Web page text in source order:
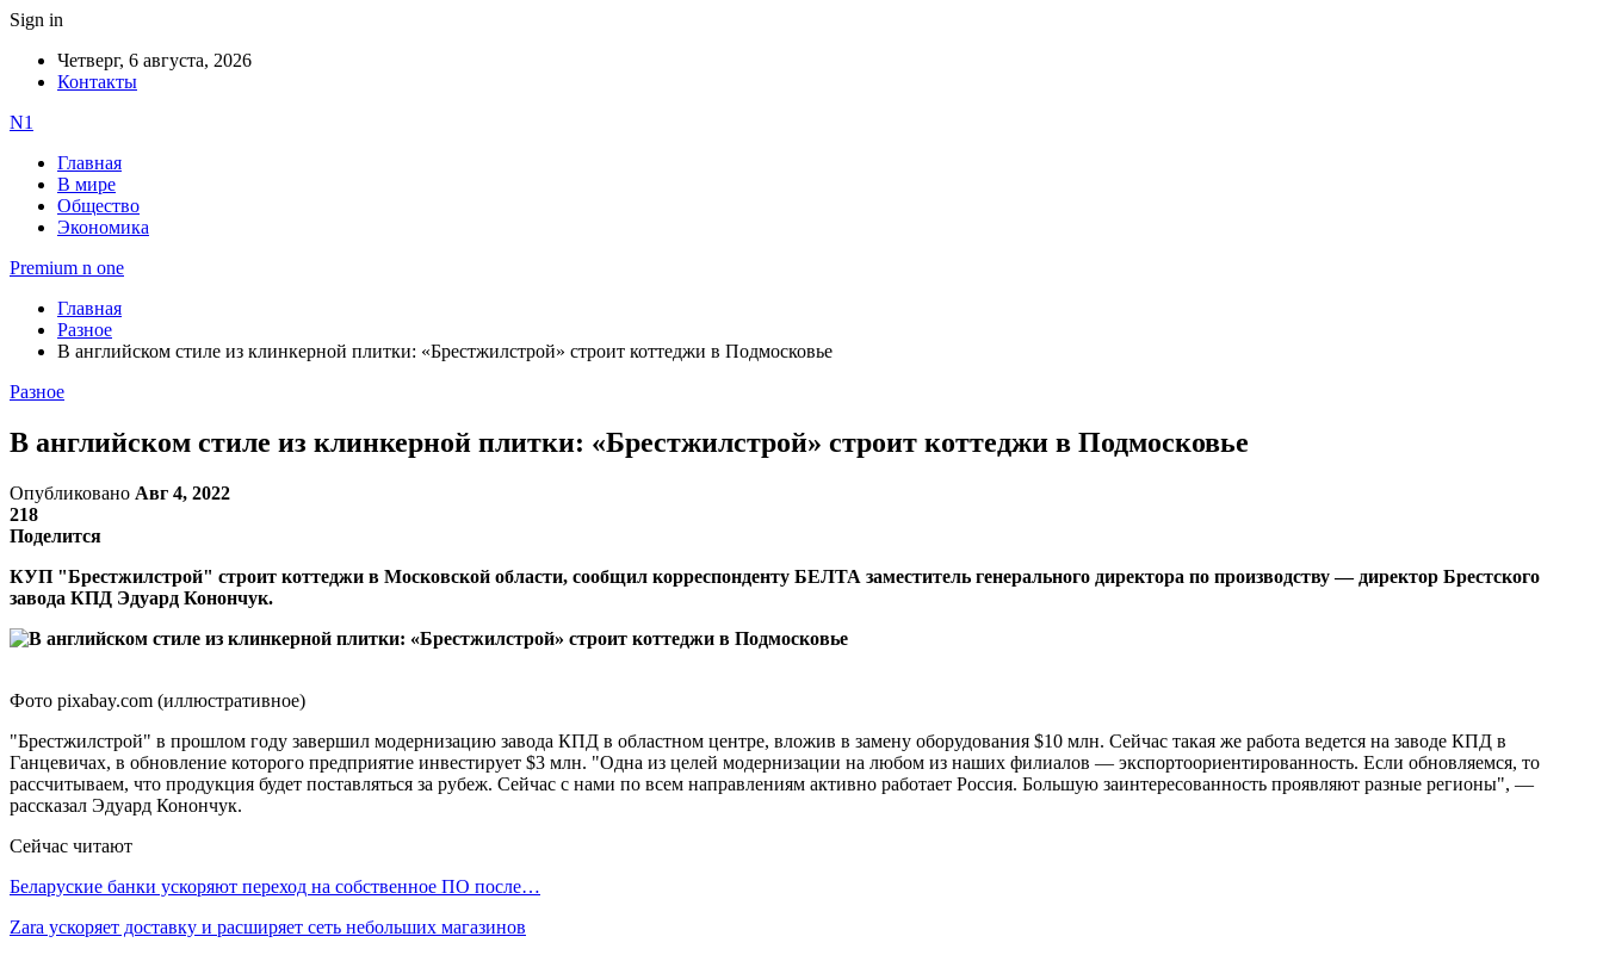
Sign in
Четверг, 6 августа, 2026
Контакты
N1
Главная
В мире
Общество
Экономика
Premium n one
Главная
Разное
В английском стиле из клинкерной плитки: «Брестжилстрой» строит коттеджи в Подмосковье
Разное
В английском стиле из клинкерной плитки: «Брестжилстрой» строит коттеджи в Подмосковье
Опубликовано Авг 4, 2022
218
Поделится
КУП "Брестжилстрой" строит коттеджи в Московской области, сообщил корреспонденту БЕЛТА заместитель генерального директора по производству — директор Брестского
завода КПД Эдуард Конончук.
Фото pixabay.com (иллюстративное)
"Брестжилстрой" в прошлом году завершил модернизацию завода КПД в областном центре, вложив в замену оборудования $10 млн. Сейчас такая же работа ведется на заводе КПД в
Ганцевичах, в обновление которого предприятие инвестирует $3 млн. "Одна из целей модернизации на любом из наших филиалов — экспортоориентированность. Если обновляемся, то
рассчитываем, что продукция будет поставляться за рубеж. Сейчас с нами по всем направлениям активно работает Россия. Большую заинтересованность проявляют разные регионы", —
рассказал Эдуард Конончук.
Сейчас читают
Беларуские банки ускоряют переход на собственное ПО после…
Zara ускоряет доставку и расширяет сеть небольших магазинов